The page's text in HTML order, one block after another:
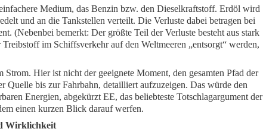
Medium, das Benzin bzw. den Dieselkraftstoff. Erdöl wird
und an die Tankstellen verteilt. Die Verluste dabei betragen bei
(Nebenbei bemerkt: Der größte Teil der Verluste besteht aus stark
im Schiffsverkehr auf den Weltmeeren „entsorgt“ werden,
Hier ist nicht der geeignete Moment, den gesamten Pfad der
Quelle bis zur Fahrbahn, detailliert aufzuzeigen. Das würde den
Energien, abgekürzt EE, das beliebteste Totschlagargument der
einen kurzen Blick darauf werfen.
Wirklichkeit